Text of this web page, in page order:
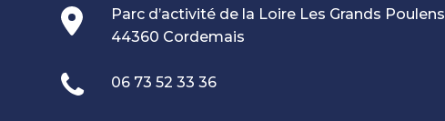
Parc d’activité de la Loire Les Grands Poulens
44360 Cordemais
06 73 52 33 36